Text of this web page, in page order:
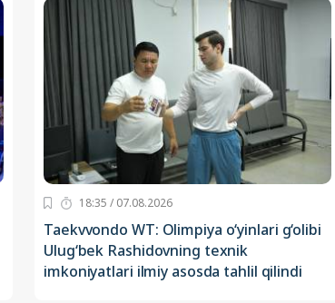
18:35 / 07.08.2026
Taekvvondo WT: Olimpiya o‘yinlari g‘olibi
Ulug‘bek Rashidovning texnik
imkoniyatlari ilmiy asosda tahlil qilindi